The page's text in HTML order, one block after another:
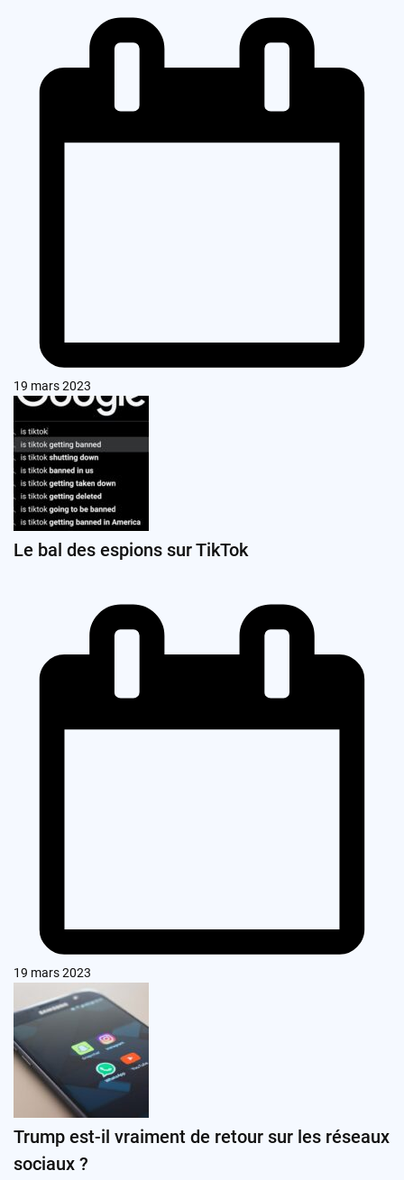
19 mars 2023
Le bal des espions sur TikTok
19 mars 2023
Trump est-il vraiment de retour sur les réseaux
sociaux ?